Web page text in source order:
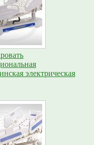
электрическая